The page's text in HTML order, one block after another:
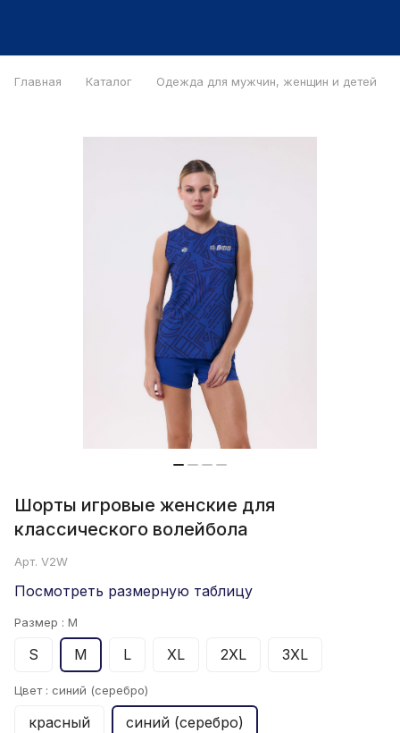
Главная Каталог Одежда для мужчин, женщин и детей
Шорты игровые женские для
классического волейбола
Арт. V2W
Посмотреть размерную таблицу
Размер : M
S M L XL 2XL 3XL
Цвет : синий (серебро)
красный синий (серебро)